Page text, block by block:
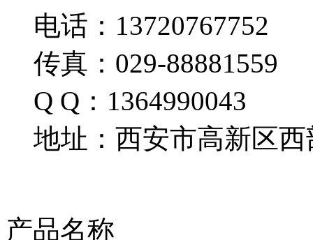
电话：13720767752
传真：029-88881559
Q Q：1364990043
地址：西安市高新区西
产品名称